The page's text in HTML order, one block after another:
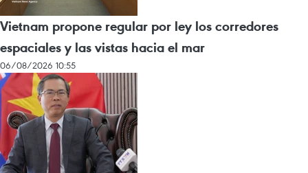
Vietnam propone regular por ley los corredores
espaciales y las vistas hacia el mar
06/08/2026 10:55